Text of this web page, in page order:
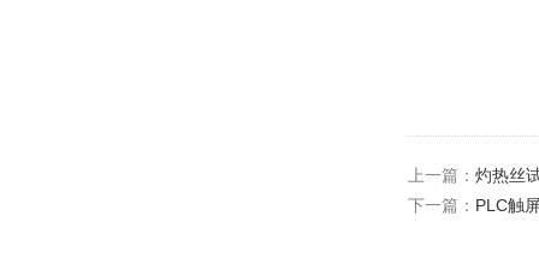
上一篇： 灼热丝
下一篇： PLC触